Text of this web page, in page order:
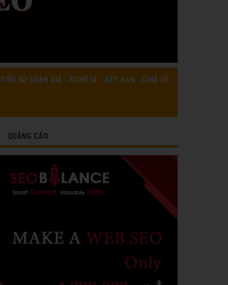
TIỂU SỬ SOẠN GIẢ - NGHỆ SĨ KẾT BẠN - CHIA SẺ
QUẢNG CÁO